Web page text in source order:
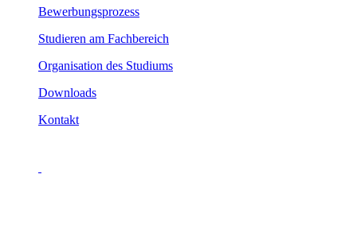
Bewerbungsprozess
Studieren am Fachbereich
Organisation des Studiums
Downloads
Kontakt